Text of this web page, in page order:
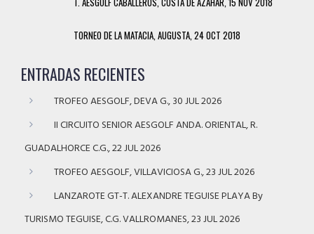
TORNEO DE LA MATACIA, AUGUSTA, 24 OCT 2018
ENTRADAS RECIENTES
TROFEO AESGOLF, DEVA G., 30 JUL 2026
II CIRCUITO SENIOR AESGOLF ANDA. ORIENTAL, R.
GUADALHORCE C.G., 22 JUL 2026
TROFEO AESGOLF, VILLAVICIOSA G., 23 JUL 2026
LANZAROTE GT-T. ALEXANDRE TEGUISE PLAYA By
TURISMO TEGUISE, C.G. VALLROMANES, 23 JUL 2026